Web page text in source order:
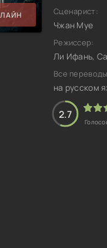
Сценарист:
Чжан Муе
Режиссер:
Ли Ифань,
Все
на русском
2.7